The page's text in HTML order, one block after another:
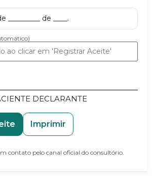
_________ de ____.
DECLARANTE
Imprimir
contato pelo canal oficial do consultório.